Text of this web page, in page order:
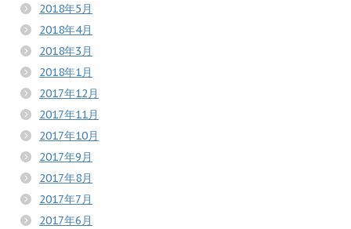
2018年5月
2018年4月
2018年3月
2018年1月
2017年12月
2017年11月
2017年10月
2017年9月
2017年8月
2017年7月
2017年6月